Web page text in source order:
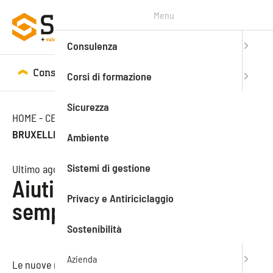
Consulenza Corsi di formazione
HOME- CENTRO STUDI
BRUXELLES SEMPLIFICA LE NORME
Ultimo aggiornamento: 02.08.2021
Aiuti di Stato: Bruxelles
semplifica le norme
Le nuove norme permettono agli Stati membri di attuare
Menu
Consulenza
Corsi di formazione
Sicurezza
Ambiente
Sistemi di gestione
Privacy e Antiriciclaggio
Sostenibilità
Azienda